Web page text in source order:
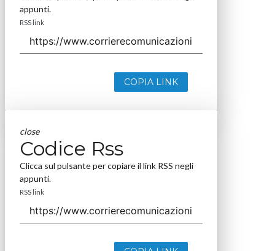
appunti.
RSS link
COPIA LINK
close
Codice Rss
Clicca sul pulsante per copiare il link RSS negli
appunti.
RSS link